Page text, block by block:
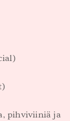
pihviviiniä ja